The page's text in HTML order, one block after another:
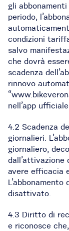
gli
periodo,
condizioni
salvo
che dovrà
scadenza
rinnovo
nell’app
4.2 Scadenza
giornalieri.
giornaliero,
dall’attivazione
avere efficacia
disattivato.
4.3 Diritto di
e riconosce